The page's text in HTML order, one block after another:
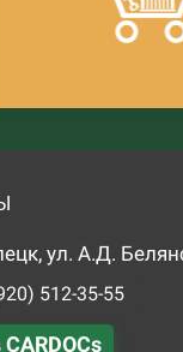
ул. А.Д.
512-35-55